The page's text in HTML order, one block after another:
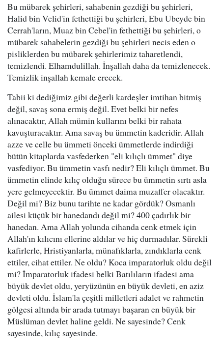
Bu mübarek şehirleri, sahabenin gezdiği bu şehirleri,
Halid bin Velid'in fethettiği bu şehirleri, Ebu Ubeyde bin
Cerrah'ların, Muaz bin Cebel'in fethettiği bu şehirleri, o
mübarek sahabelerin gezdiği bu şehirleri necis eden o
pisliklerden bu mübarek şehirlerimiz taharetlendi,
temizlendi. Elhamdulillah. İnşallah daha da temizlenecek.
Temizlik inşallah kemale erecek.
Tabii ki dediğimiz gibi değerli kardeşler imtihan bitmiş
değil, savaş sona ermiş değil. Evet belki bir nefes
alınacaktır, Allah mümin kullarını belki bir rahata
kavuşturacaktır. Ama savaş bu ümmetin kaderidir. Allah
azze ve celle bu ümmeti önceki ümmetlerde indirdiği
bütün kitaplarda vasfederken "eli kılıçlı ümmet" diye
vasfediyor. Bu ümmetin vasfı nedir? Eli kılıçlı ümmet. Bu
ümmetin elinde kılıç olduğu sürece bu ümmetin sırtı asla
yere gelmeyecektir. Bu ümmet daima muzaffer olacaktır.
Değil mi? Biz bunu tarihte ne kadar gördük? Osmanlı
ailesi küçük bir hanedandı değil mi? 400 çadırlık bir
hanedan. Ama Allah yolunda cihanda cenk etmek için
Allah'ın kılıcını ellerine aldılar ve hiç durmadılar. Sürekli
kafirlerle, Hristiyanlarla, münafıklarla, zındıklarla cenk
ettiler, cihat ettiler. Ne oldu? Koca imparatorluk oldu değil
mi? İmparatorluk ifadesi belki Batılıların ifadesi ama
büyük devlet oldu, yeryüzünün en büyük devleti, en aziz
devleti oldu. İslam'la çeşitli milletleri adalet ve rahmetin
gölgesi altında bir arada tutmayı başaran en büyük bir
Müslüman devlet haline geldi. Ne sayesinde? Cenk
sayesinde, kılıç sayesinde.